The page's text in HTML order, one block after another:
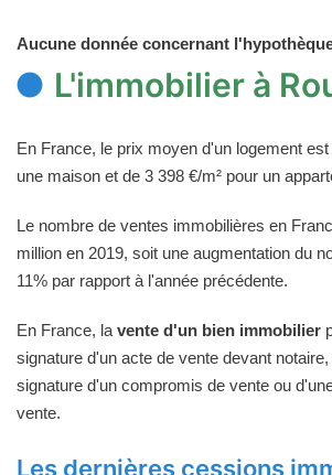
Aucune donnée concernant
L'immobilier à
En France, le prix moyen d'un logement est
une maison et de 3 398 €/m² pour un
Le nombre de ventes immobilières en
million en 2019, soit une augmentation du
11% par rapport à l'année précédente.
En France, la vente d'un bien immobilier
signature d'un acte de vente devant
signature d'un compromis de vente ou
vente.
Les dernières cessions